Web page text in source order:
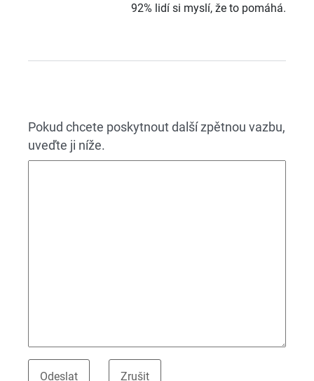
92% lidí si myslí, že to pomáhá.
Pokud chcete poskytnout další zpětnou vazbu,
uveďte ji níže.